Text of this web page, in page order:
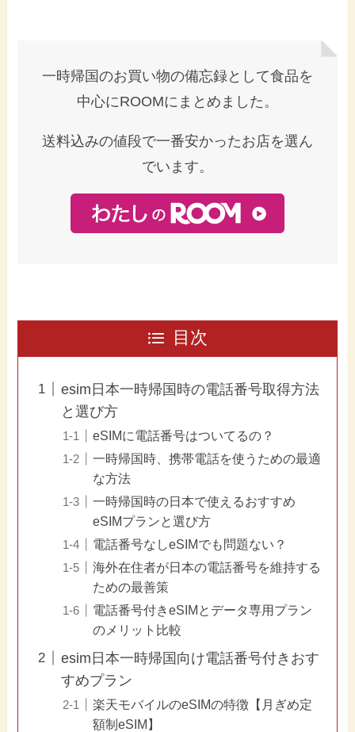
一時帰国のお買い物の備忘録として食品を
中心にROOMにまとめました。
送料込みの値段で一番安かったお店を選ん
でいます。
目次
esim日本一時帰国時の電話番号取得方法
と選び方
eSIMに電話番号はついてるの？
一時帰国時、携帯電話を使うための最適
な方法
一時帰国時の日本で使えるおすすめ
eSIMプランと選び方
電話番号なしeSIMでも問題ない？
海外在住者が日本の電話番号を維持する
ための最善策
電話番号付きeSIMとデータ専用プラン
のメリット比較
esim日本一時帰国向け電話番号付きおす
すめプラン
楽天モバイルのeSIMの特徴【月ぎめ定
額制eSIM】